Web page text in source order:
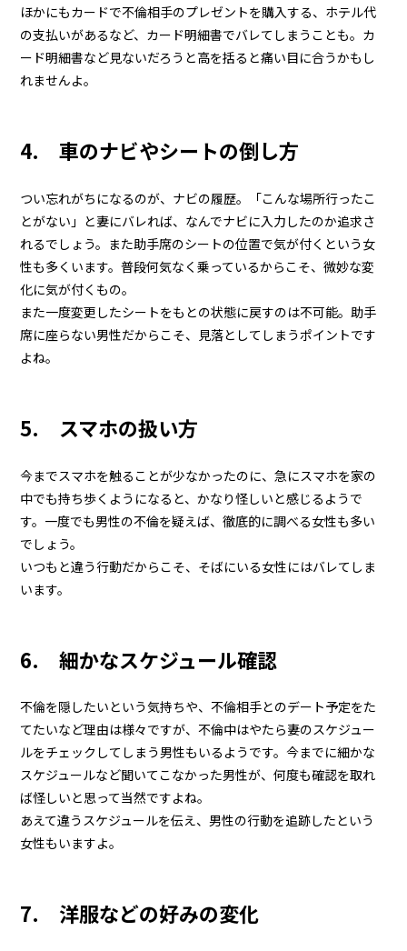
ほかにもカードで不倫相手のプレゼントを購入する、ホテル代
の支払いがあるなど、カード明細書でバレてしまうことも。カ
ード明細書など見ないだろうと高を括ると痛い目に合うかもし
れませんよ。
4. 車のナビやシートの倒し方
つい忘れがちになるのが、ナビの履歴。「こんな場所行ったこ
とがない」と妻にバレれば、なんでナビに入力したのか追求さ
れるでしょう。また助手席のシートの位置で気が付くという女
性も多くいます。普段何気なく乗っているからこそ、微妙な変
化に気が付くもの。
また一度変更したシートをもとの状態に戻すのは不可能。助手
席に座らない男性だからこそ、見落としてしまうポイントです
よね。
5. スマホの扱い方
今までスマホを触ることが少なかったのに、急にスマホを家の
中でも持ち歩くようになると、かなり怪しいと感じるようで
す。一度でも男性の不倫を疑えば、徹底的に調べる女性も多い
でしょう。
いつもと違う行動だからこそ、そばにいる女性にはバレてしま
います。
6. 細かなスケジュール確認
不倫を隠したいという気持ちや、不倫相手とのデート予定をた
てたいなど理由は様々ですが、不倫中はやたら妻のスケジュー
ルをチェックしてしまう男性もいるようです。今までに細かな
スケジュールなど聞いてこなかった男性が、何度も確認を取れ
ば怪しいと思って当然ですよね。
あえて違うスケジュールを伝え、男性の行動を追跡したという
女性もいますよ。
7. 洋服などの好みの変化